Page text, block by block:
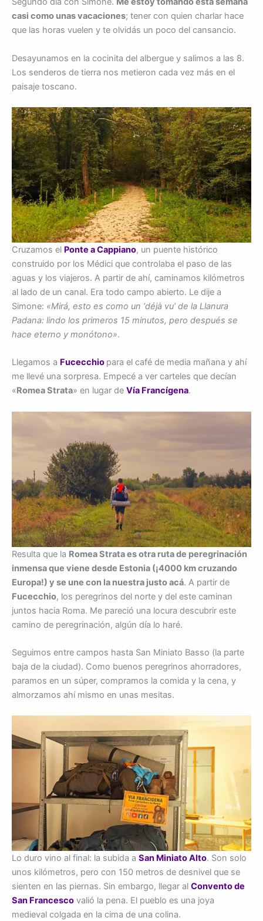
casi como unas vacaciones; tener con quien charlar hace
que las horas vuelen y te olvidás un poco del cansancio.
Desayunamos en la cocinita del albergue y salimos a las 8.
Los senderos de tierra nos metieron cada vez más en el
paisaje toscano.
Cruzamos el Ponte a Cappiano, un puente histórico
construido por los Médici que controlaba el paso de las
aguas y los viajeros. A partir de ahí, caminamos kilómetros
al lado de un canal. Era todo campo abierto. Le dije a
Simone: «Mirá, esto es como un ‘déjà vu’ de la Llanura
Padana: lindo los primeros 15 minutos, pero después se
hace eterno y monótono».
Llegamos a Fucecchio para el café de media mañana y ahí
me llevé una sorpresa. Empecé a ver carteles que decían
«Romea Strata» en lugar de Vía Francígena.
Resulta que la Romea Strata es otra ruta de peregrinación
inmensa que viene desde Estonia (¡4000 km cruzando
Europa!) y se une con la nuestra justo acá. A partir de
Fucecchio, los peregrinos del norte y del este caminan
juntos hacia Roma. Me pareció una locura descubrir este
camino de peregrinación, algún día lo haré.
Seguimos entre campos hasta San Miniato Basso (la parte
baja de la ciudad). Como buenos peregrinos ahorradores,
paramos en un súper, compramos la comida y la cena, y
almorzamos ahí mismo en unas mesitas.
Lo duro vino al final: la subida a San Miniato Alto. Son solo
unos kilómetros, pero con 150 metros de desnivel que se
sienten en las piernas. Sin embargo, llegar al Convento de
San Francesco valió la pena. El pueblo es una joya
medieval colgada en la cima de una colina.